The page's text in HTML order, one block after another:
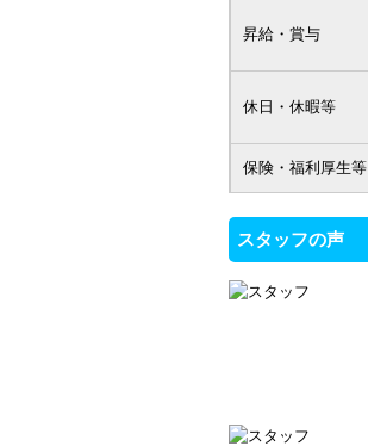
昇給・賞与
休日・休暇等
保険・福利厚生等
スタッフの声